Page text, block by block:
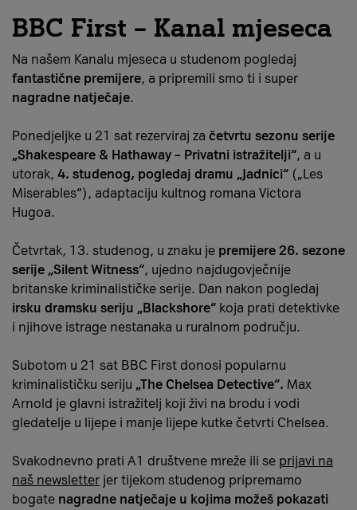
BBC First – Kanal mjeseca
Na našem Kanalu mjeseca u studenom pogledaj
fantastične premijere, a pripremili smo ti i super
nagradne natječaje.
Ponedjeljke u 21 sat rezerviraj za četvrtu sezonu serije
„Shakespeare & Hathaway – Privatni istražitelji“, a u
utorak, 4. studenog, pogledaj dramu „Jadnici“ („Les
Miserables“), adaptaciju kultnog romana Victora
Hugoa.
Četvrtak, 13. studenog, u znaku je premijere 26. sezone
serije „Silent Witness“, ujedno najdugovječnije
britanske kriminalističke serije. Dan nakon pogledaj
irsku dramsku seriju „Blackshore“ koja prati detektivke
i njihove istrage nestanaka u ruralnom području.
Subotom u 21 sat BBC First donosi popularnu
kriminalističku seriju „The Chelsea Detective“. Max
Arnold je glavni istražitelj koji živi na brodu i vodi
gledatelje u lijepe i manje lijepe kutke četvrti Chelsea.
Svakodnevno prati A1 društvene mreže ili se prijavi na
naš newsletter jer tijekom studenog pripremamo
bogate nagradne natječaje u kojima možeš pokazati